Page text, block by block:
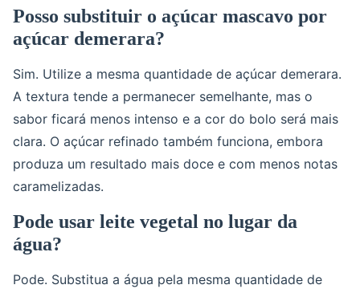
Posso substituir o açúcar mascavo por
açúcar demerara?
Sim. Utilize a mesma quantidade de açúcar demerara.
A textura tende a permanecer semelhante, mas o
sabor ficará menos intenso e a cor do bolo será mais
clara. O açúcar refinado também funciona, embora
produza um resultado mais doce e com menos notas
caramelizadas.
Pode usar leite vegetal no lugar da
água?
Pode. Substitua a água pela mesma quantidade de